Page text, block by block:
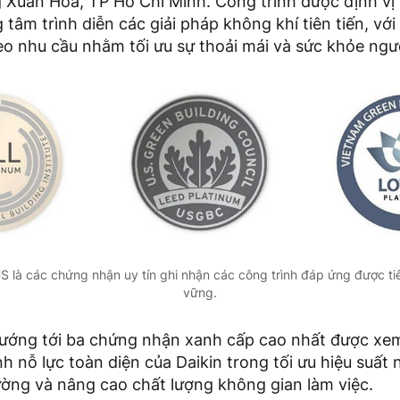
tâm trình diễn các giải pháp không khí tiên tiến,
nhu cầu nhằm tối ưu sự thoải mái và sức khỏe
là các chứng nhận uy tín ghi nhận các công trình đáp ứng được
vững.
tới ba chứng nhận xanh cấp cao nhất được
nỗ lực toàn diện của Daikin trong tối ưu hiệu suất
và nâng cao chất lượng không gian làm việc.